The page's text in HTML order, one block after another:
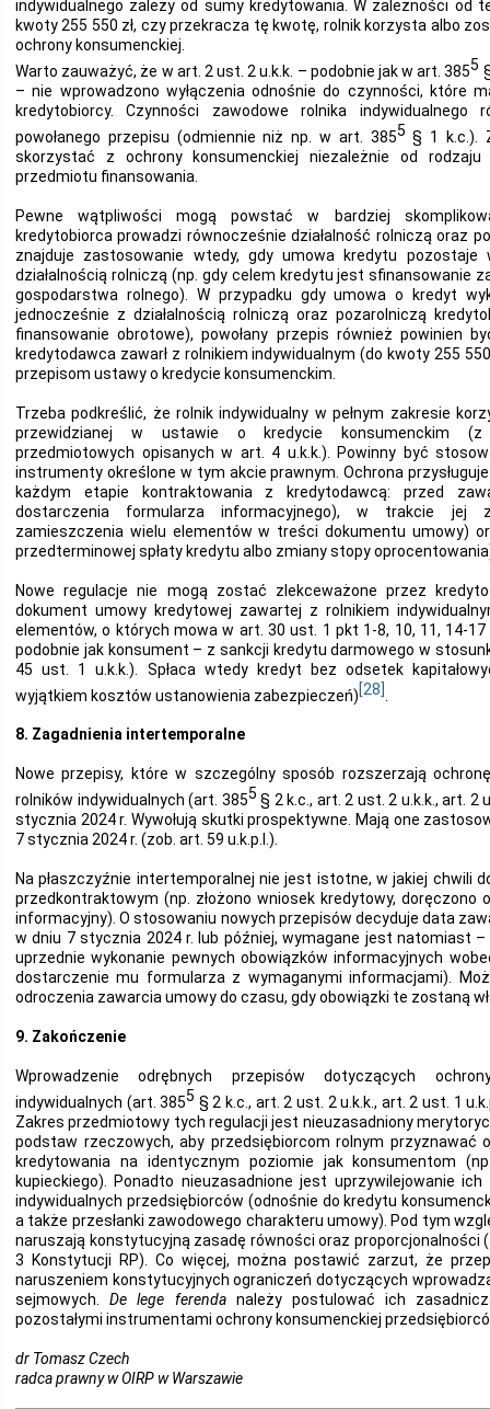
indywidualnego zależy od sumy kredytowania. W zależności od
kwoty 255 550 zł, czy przekracza tę kwotę, rolnik korzysta albo
ochrony konsumenckiej.
Warto zauważyć, że w art. 2 ust. 2 u.k.k. – podobnie jak w art. 3855
– nie wprowadzono wyłączenia odnośnie do czynności, które
kredytobiorcy. Czynności zawodowe rolnika indywidualnego
powołanego przepisu (odmiennie niż np. w art. 3855 § 1 k.c.).
skorzystać z ochrony konsumenckiej niezależnie od
przedmiotu finansowania.
Pewne wątpliwości mogą powstać w bardziej
kredytobiorca prowadzi równocześnie działalność rolniczą oraz
znajduje zastosowanie wtedy, gdy umowa kredytu
działalnością rolniczą (np. gdy celem kredytu jest sfinansowanie
gospodarstwa rolnego). W przypadku gdy umowa o kredyt
jednocześnie z działalnością rolniczą oraz pozarolniczą
finansowanie obrotowe), powołany przepis również powinien
kredytodawca zawarł z rolnikiem indywidualnym (do kwoty 255
przepisom ustawy o kredycie konsumenckim.
Trzeba podkreślić, że rolnik indywidualny w pełnym zakresie
przewidzianej w ustawie o kredycie konsumenckim (z
przedmiotowych opisanych w art. 4 u.k.k.). Powinny być
instrumenty określone w tym akcie prawnym. Ochrona
każdym etapie kontraktowania z kredytodawcą: przed
dostarczenia formularza informacyjnego), w trakcie jej
zamieszczenia wielu elementów w treści dokumentu umowy)
przedterminowej spłaty kredytu albo zmiany stopy
Nowe regulacje nie mogą zostać zlekceważone przez
dokument umowy kredytowej zawartej z rolnikiem
elementów, o których mowa w art. 30 ust. 1 pkt 1-8, 10, 11, 14-
podobnie jak konsument – z sankcji kredytu darmowego w
45 ust. 1 u.k.k.). Spłaca wtedy kredyt bez odsetek
wyjątkiem kosztów ustanowienia zabezpieczeń)[28]
8. Zagadnienia intertemporalne
Nowe przepisy, które w szczególny sposób rozszerzają
rolników indywidualnych (art. 3855 § 2 k.c., art. 2 ust. 2 u.k.k., art. 2
stycznia 2024 r. Wywołują skutki prospektywne. Mają one
7 stycznia 2024 r. (zob. art. 59 u.k.p.l.).
Na płaszczyźnie intertemporalnej nie jest istotne, w jakiej chwili
przedkontraktowym (np. złożono wniosek kredytowy,
informacyjny). O stosowaniu nowych przepisów decyduje data
w dniu 7 stycznia 2024 r. lub później, wymagane jest natomiast
uprzednie wykonanie pewnych obowiązków informacyjnych
dostarczenie mu formularza z wymaganymi informacjami).
odroczenia zawarcia umowy do czasu, gdy obowiązki te zostaną
9. Zakończenie
Wprowadzenie odrębnych przepisów dotyczących
indywidualnych (art. 3855 § 2 k.c., art. 2 ust. 2 u.k.k., art. 2 ust. 1
Zakres przedmiotowy tych regulacji jest nieuzasadniony
podstaw rzeczowych, aby przedsiębiorcom rolnym przyznawać
kredytowania na identycznym poziomie jak konsumentom
kupieckiego). Ponadto nieuzasadnione jest uprzywilejowanie
indywidualnych przedsiębiorców (odnośnie do kredytu
a także przesłanki zawodowego charakteru umowy). Pod tym
naruszają konstytucyjną zasadę równości oraz proporcjonalności
3 Konstytucji RP). Co więcej, można postawić zarzut, że
naruszeniem konstytucyjnych ograniczeń dotyczących
sejmowych.De lege ferendanależy postulować ich
pozostałymi instrumentami ochrony konsumenckiej
dr Tomasz Czech
radca prawny w OIRP w Warszawie